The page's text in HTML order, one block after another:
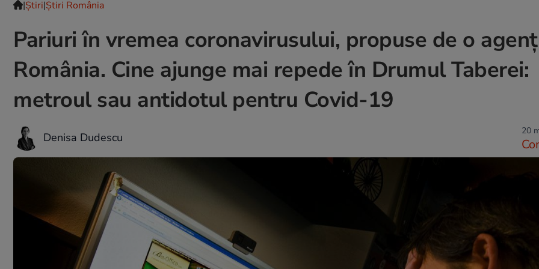
|Ştiri|Știri România
Pariuri în vremea coronavirusului, propuse de o
România. Cine ajunge mai repede în Drumul Taberei:
metroul sau antidotul pentru Covid-19
Denisa Dudescu 20